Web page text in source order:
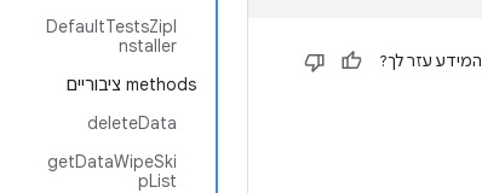
DefaultTestsZipI
nstaller
‫methods ציבוריים
deleteData
getDataWipeSki
pList
המידע עזר לך?